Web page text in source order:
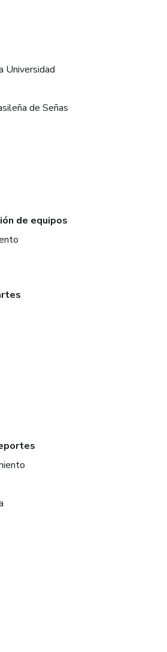
Universidad
de Señas
de equipos